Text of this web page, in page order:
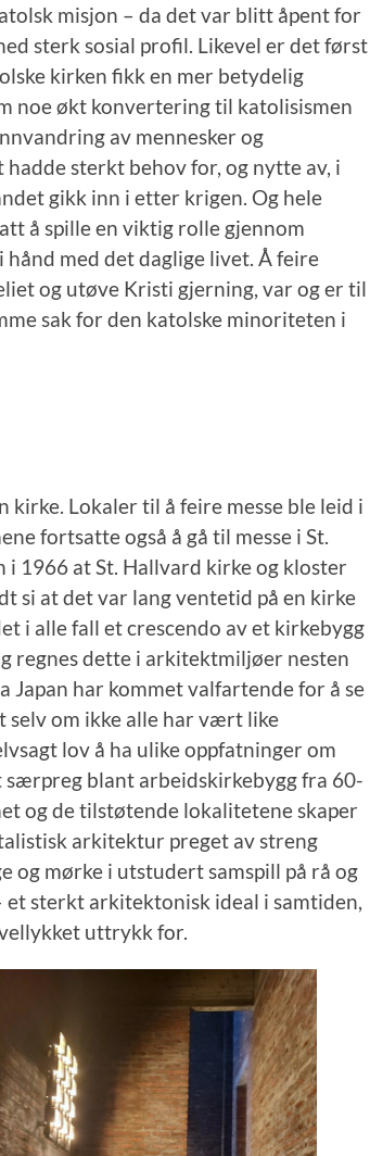
misjon – da det var blitt åpent for
sterk sosial profil. Likevel er det først
kirken fikk en mer betydelig
noe økt konvertering til katolisismen
av mennesker og
sterkt behov for, og nytte av, i
gikk inn i etter krigen. Og hele
å spille en viktig rolle gjennom
med det daglige livet. Å feire
og utøve Kristi gjerning, var og er til
sak for den katolske minoriteten i
kirke. Lokaler til å feire messe ble leid i
fortsatte også å gå til messe i St.
i 1966 at St. Hallvard kirke og kloster
si at det var lang ventetid på en kirke
i alle fall et crescendo av et kirkebygg
regnes dette i arkitektmiljøer nesten
har kommet valfartende for å se
selv om ikke alle har vært like
lov å ha ulike oppfatninger om
blant arbeidskirkebygg fra 60-
og de tilstøtende lokalitetene skaper
arkitektur preget av streng
og mørke i utstudert samspill på rå og
sterkt arkitektonisk ideal i samtiden,
uttrykk for.